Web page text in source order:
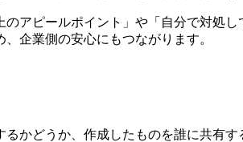
アピールポイント」や「自分で対処
企業側の安心にもつながります。
かどうか、作成したものを誰に共有す